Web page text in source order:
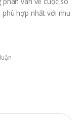
phù hợp nhất với nhu